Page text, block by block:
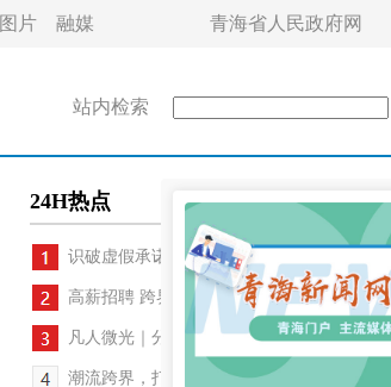
图片 融媒 青海省人民政府网
站内检索
24H热点
识破虚假承诺，守护交易公平
高薪招聘 跨界需求大 毕业季AI人才就业火爆
凡人微光｜分数定格，人生向前
潮流跨界，打造“电竞+旅居”新体验